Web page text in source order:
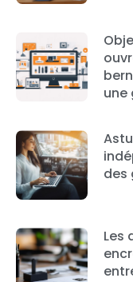
une
des
Les